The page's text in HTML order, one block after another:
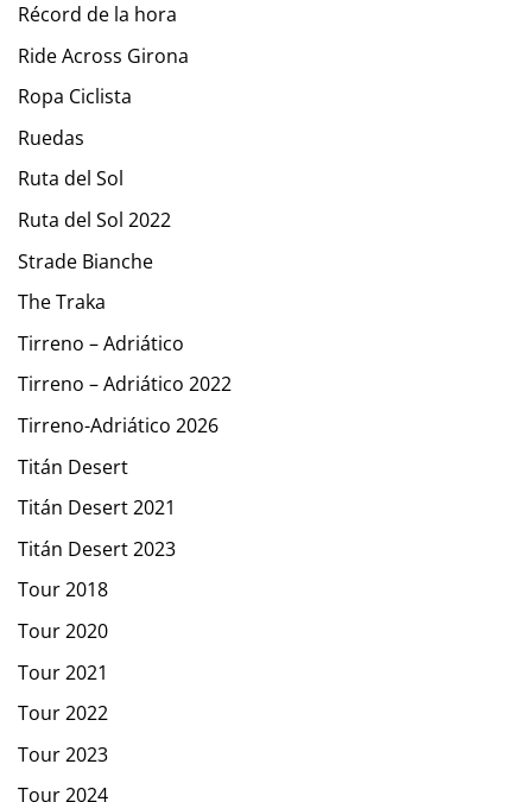
Récord de la hora
Ride Across Girona
Ropa Ciclista
Ruedas
Ruta del Sol
Ruta del Sol 2022
Strade Bianche
The Traka
Tirreno – Adriático
Tirreno – Adriático 2022
Tirreno-Adriático 2026
Titán Desert
Titán Desert 2021
Titán Desert 2023
Tour 2018
Tour 2020
Tour 2021
Tour 2022
Tour 2023
Tour 2024